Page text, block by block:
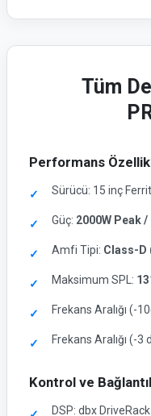
Tüm
Performans
Sürücü: 15 inç
Güç: 2000W Peak /
Amfi Tipi: Class-D
Maksimum SPL:
Frekans Aralığı (-
Frekans Aralığı (-3
Kontrol ve
DSP: dbx